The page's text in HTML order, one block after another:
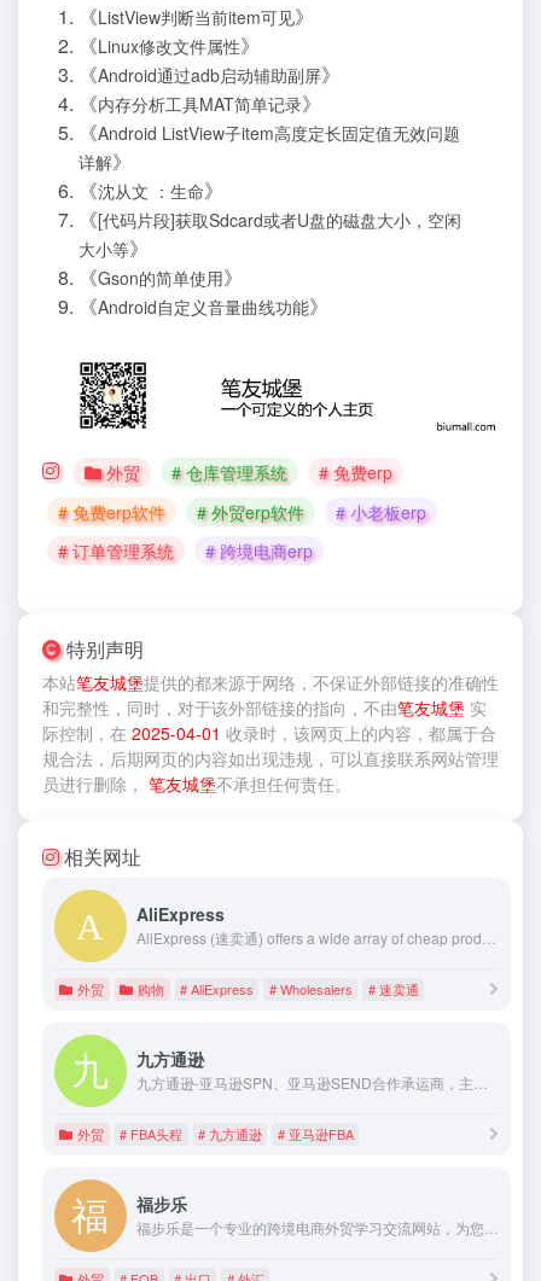
《ListView判断当前item可见》
《Linux修改文件属性》
《Android通过adb启动辅助副屏》
《内存分析工具MAT简单记录》
《Android ListView子item高度定长固定值无效问题
详解》
《沈从文 ：生命》
《[代码片段]获取Sdcard或者U盘的磁盘大小，空闲
大小等》
《Gson的简单使用》
《Android自定义音量曲线功能》
外贸 # 仓库管理系统
# 免费erp
# 免费erp软件
# 外贸erp软件
# 小老板erp
# 订单管理系统
# 跨境电商erp
特别声明
本站笔友城堡提供的都来源于网络，不保证外部链接的准确性
和完整性，同时，对于该外部链接的指向，不由笔友城堡 实
际控制，在 2025-04-01 收录时，该网页上的内容，都属于合
规合法，后期网页的内容如出现违规，可以直接联系网站管理
员进行删除， 笔友城堡不承担任何责任。
相关网址
AliExpress
AliExpress (速卖通) offers a wide array of cheap products. Buy Products Online from China Wholesalers at Aliexpress.com
外贸 购物 # AliExpress # Wholesalers # 速卖通
九方通逊
九方通逊-亚马逊SPN、亚马逊SEND合作承运商，主要为跨境电商卖家提供头程物流及海外仓服务，物流产品包括空运专线、海运专线、中欧卡车、美森快船、FBA头程等，物流线路覆盖美国、加拿大、英国、德国、法国、意大利等欧美国家
外贸 # FBA头程 # 九方通逊 # 亚马逊FBA
福步乐
福步乐是一个专业的跨境电商外贸学习交流网站，为您提供外贸基础知识，经验分享，报关，清关，结汇，船运等对外贸易资讯。